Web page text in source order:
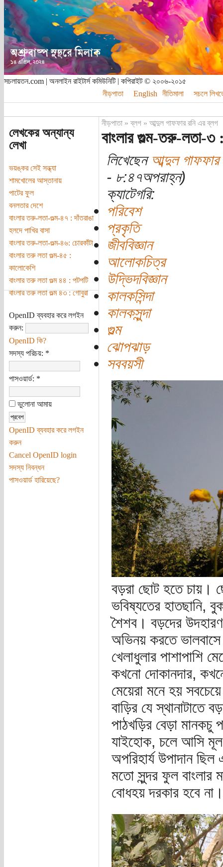
সচলায়তন.com | অনলাইন রাইটার্স কমিউনিটি | কপিরাইট © ২০০৬-২০১৫
নীড়পাতা
English নীতিমালা সচলে
লেখকের অন্যান্য
লেখা
ভয়ঙ্কর সেই সন্ধ্যা
শামখোলের আস্তানায়
পাটের ফুল
বনলতার দেশে
বাংলার তরু-লতা-গুল্ম-৪৭ : দাঁতরাঙা
হলদে পাখির বাসা
বাংলার তরু-লতা-গুল্ম-৪৬: চোরকাঁটা
বাংলার তরু লতা গুল্ম-৪৫ :
কালোকেশি
বাংলার তরু লতা গুল্ম ৪৪ : পটপটি
বাংলার তরু লতা গুল্ম ৪৩ : গোবুরা
OpenID ব্যবহার করে লগইন
করুন:
OpenID কি?
সদস্য পরিচয়: *
পাসওয়ার্ড: *
ভুলোনা আমায়
OpenID ব্যবহার করে লগইন
করুন
Cancel OpenID login
সদস্য নিবন্ধন
পাসওয়ার্ড হারিয়েছে?
নীড়পাতা»ব্লগ» আব্দুল গাফফার রনি এর ব্লগ
বাংলার গুল্ম-তরু-লতা-৩ :
লিখেছেন আব্দুল গাফফার
- ৮:৪৭অপরাহ্ন)
ক্যাটেগরি:
পরিবেশ
প্রকৃতি
জীববিজ্ঞান
আলোকচিত্র
উদ্ভিদবিজ্ঞান
কালকসিন্দা
কালকসুন্দা
গুল্ম
ঝোপঝাড়
সববয়সী
বড়রা ছোট হতে চায়।
ভবিষ্যতের হাতছানি,
শৈশব। বড়দের
অভিনয় করতে
খেলাধুলার পাশাপাশি
কখনো দোকানদার,
মেয়েরা মনে হয়
বাড়ির যে স্থানাটাতে
পাঠখড়ির বেড়া মানকচু
যাইহোক, চলে আসি মূল
অপরিহার্য উপাদান
মতো সুন্দর ফুল বাংলার
বোধহয় দরকার হবে না।